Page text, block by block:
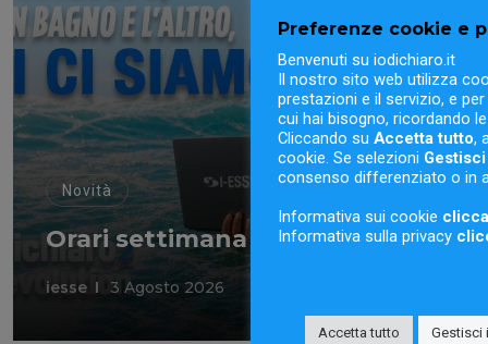
Novità
Orari settimana ferragosto
iesse 3 Agosto 2026
Preferenze cookie e
Benvenuti su iodichiaro.it
Il nostro sito web utilizza
prestazioni e il servizio, e
cui hai bisogno, ricordando
Cliccando su Accetta tutto,
cookie. Se selezioni
consenso differenziato o in
Informativa sui cookie
Informativa sulla privacy
Accetta tutto Gestisci